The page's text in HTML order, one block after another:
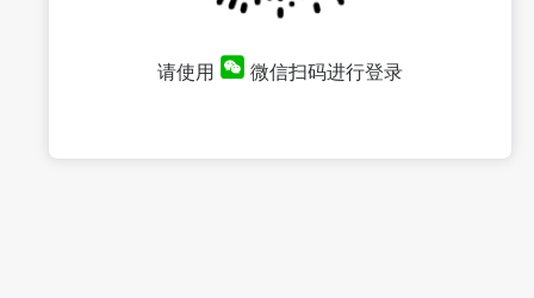
请使用 微信扫码进行登录